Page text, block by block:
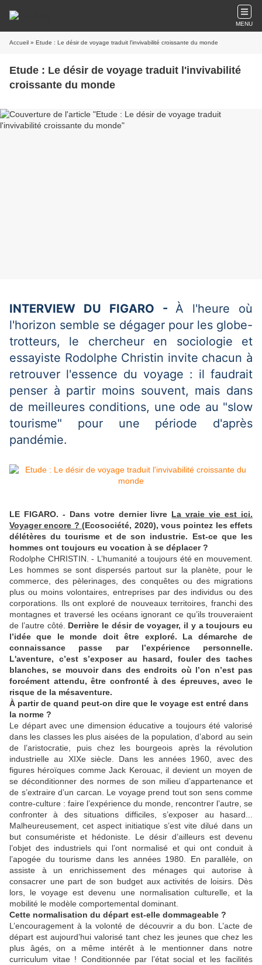
MENU
Accueil » Etude : Le désir de voyage traduit l'invivabilité croissante du monde
Etude : Le désir de voyage traduit l'invivabilité
croissante du monde
INTERVIEW DU FIGARO - À l'heure où
l'horizon semble se dégager pour les globe-
trotteurs, le chercheur en sociologie et
essayiste Rodolphe Christin invite chacun à
retrouver l'essence du voyage : il faudrait
penser à partir moins souvent, mais dans
de meilleures conditions, une ode au "slow
tourisme" pour une période d'après
pandémie.
LE FIGARO. - Dans votre dernier livre La vraie vie est ici.
Voyager encore ?(Ecosociété, 2020), vous pointez les effets
délétères du tourisme et de son industrie. Est-ce que les
hommes ont toujours eu vocation à se déplacer ?
Rodolphe CHRISTIN. - L’humanité a toujours été en mouvement.
Les hommes se sont dispersés partout sur la planète, pour le
commerce, des pèlerinages, des conquêtes ou des migrations
plus ou moins volontaires, entreprises par des individus ou des
corporations. Ils ont exploré de nouveaux territoires, franchi des
montagnes et traversé les océans ignorant ce qu’ils trouveraient
de l’autre côté. Derrière le désir de voyager, il y a toujours eu
l’idée que le monde doit être exploré. La démarche de
connaissance passe par l’expérience personnelle.
L'aventure, c’est s’exposer au hasard, fouler des taches
blanches, se mouvoir dans des endroits où l’on n’est pas
forcément attendu, être confronté à des épreuves, avec le
risque de la mésaventure.
À partir de quand peut-on dire que le voyage est entré dans
la norme ?
Le départ avec une dimension éducative a toujours été valorisé
dans les classes les plus aisées de la population, d’abord au sein
de l’aristocratie, puis chez les bourgeois après la révolution
industrielle au XIXe siècle. Dans les années 1960, avec des
figures héroïques comme Jack Kerouac, il devient un moyen de
se déconditionner des normes de son milieu d’appartenance et
de s’extraire d’un carcan. Le voyage prend tout son sens comme
contre-culture : faire l’expérience du monde, rencontrer l’autre, se
confronter à des situations difficiles, s’exposer au hasard...
Malheureusement, cet aspect initiatique s’est vite dilué dans un
but consumériste et hédoniste. Le désir d’ailleurs est devenu
l’objet des industriels qui l’ont normalisé et qui ont conduit à
l’apogée du tourisme dans les années 1980. En parallèle, on
assiste à un enrichissement des ménages qui autorise à
consacrer une part de son budget aux activités de loisirs. Dès
lors, le voyage est devenu une normalisation culturelle, et la
mobilité le modèle comportemental dominant.
Cette normalisation du départ est-elle dommageable ?
L’encouragement à la volonté de découvrir a du bon. L’acte de
départ est aujourd’hui valorisé tant chez les jeunes que chez les
plus âgés, on a même intérêt à le mentionner dans notre
curriculum vitae ! Conditionnée par l’état social et les facilités